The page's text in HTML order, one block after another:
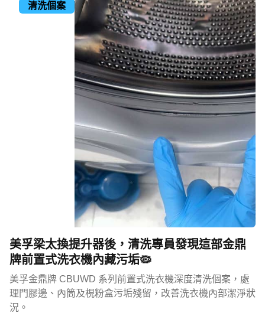
清洗個案
美孚梁太換提升器後，清洗專員發現這部金鼎
牌前置式洗衣機內藏污垢🦠
美孚金鼎牌 CBUWD 系列前置式洗衣機深度清洗個案，處
理門膠邊、內筒及梘粉盒污垢殘留，改善洗衣機內部潔淨狀
況。